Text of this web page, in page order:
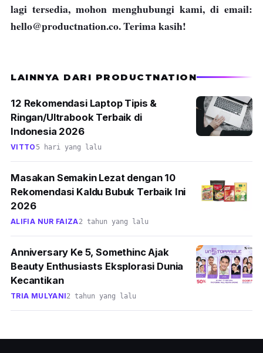
lagi tersedia, mohon menghubungi kami, di email:
hello@productnation.co. Terima kasih!
LAINNYA DARI PRODUCTNATION
12 Rekomendasi Laptop Tipis &
Ringan/Ultrabook Terbaik di
Indonesia 2026
VITTO 5 hari yang lalu
Masakan Semakin Lezat dengan 10
Rekomendasi Kaldu Bubuk Terbaik Ini
2026
ALIFIA NUR FAIZA2 tahun yang lalu
Anniversary Ke 5, Somethinc Ajak
Beauty Enthusiasts Eksplorasi Dunia
Kecantikan
TRIA MULYANI2 tahun yang lalu